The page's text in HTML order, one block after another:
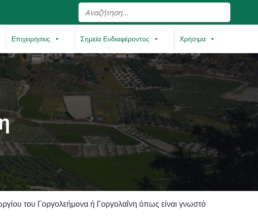
Επιχειρήσεις Σημεία Ενδιαφέροντος Χρήσιμα
του Γοργολεήμονα ή Γοργολαΐνη όπως είναι γνωστό